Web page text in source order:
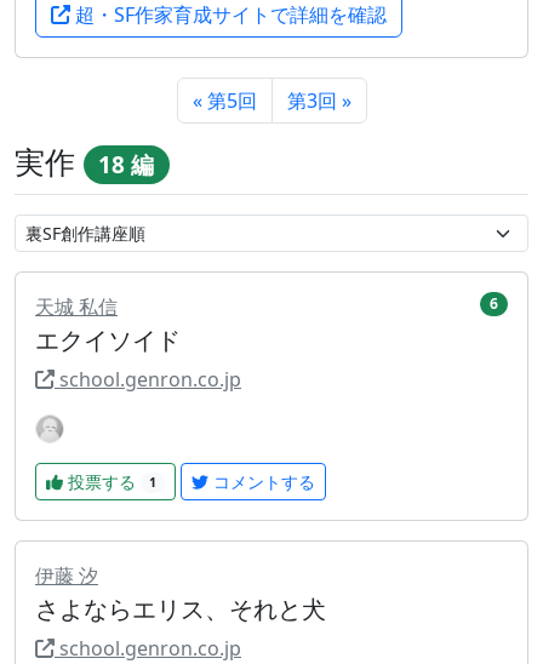
超・SF作家育成サイトで詳細を確認
« 第5回 第3回 »
実作 18 編
天城 私信 6
エクイソイド
school.genron.co.jp
投票する 1 コメントする
伊藤 汐
さよならエリス、それと犬
school.genron.co.jp